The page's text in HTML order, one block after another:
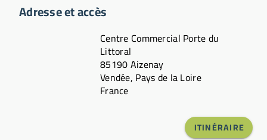
Adresse et accès
Centre Commercial Porte du
Littoral
85190 Aizenay
Vendée, Pays de la Loire
France
ITINÉRAIRE